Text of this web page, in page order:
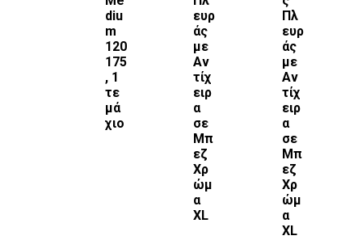
diu
m
120
175
, 1
τε
μά
χιο
ευρ
άς
με
Αν
τίχ
ειρ
α
σε
Μπ
εζ
Χρ
ώμ
α
XL
Πλ
ευρ
άς
με
Αν
τίχ
ειρ
α
σε
Μπ
εζ
Χρ
ώμ
α
XL